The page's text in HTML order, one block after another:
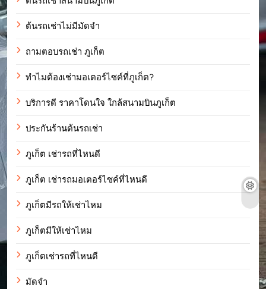
ต้นรถเช่าไม่มีมัดจำ
ถามตอบรถเช่า ภูเก็ต
ทำไมต้องเช่ามอเตอร์ไซค์ที่ภูเก็ต?
บริการดี ราคาโดนใจ ใกล้สนามบินภูเก็ต
ประกันร้านต้นรถเช่า
ภูเก็ต เช่ารถที่ไหนดี
ภูเก็ต เช่ารถมอเตอร์ไซค์ที่ไหนดี
ภูเก็ตมีรถให้เช่าไหม
ภูเก็ตมีให้เช่าไหม
ภูเก็ตเช่ารถที่ไหนดี
มัดจำ